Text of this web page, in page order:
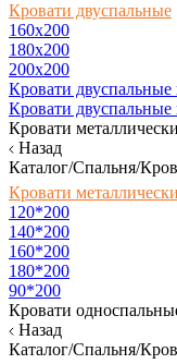
Кровати двуспальные
160х200
180x200
200x200
Кровати двуспальные
Кровати двуспальные
Кровати
Назад
Каталог/Спальня/
Кровати
120*200
140*200
160*200
180*200
90*200
Кровати
Назад
Каталог/Спальня/